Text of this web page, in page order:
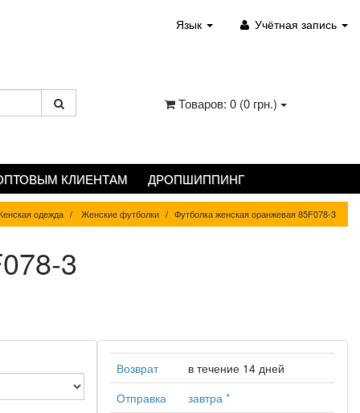
Язык Учётная запись
Товаров: 0 (0 грн.)
КЛИЕНТАМ ДРОПШИППИНГ
одежда Женские футболки Футболка женская оранжевая 85F078-3
3
Возврат
в течение 14 дней
Отправка
завтра*